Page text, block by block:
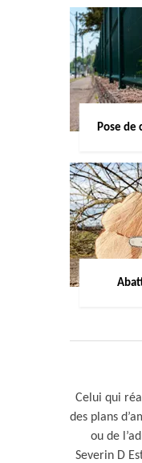
Pose de
Celui qui
des plans
ou de
Severin D